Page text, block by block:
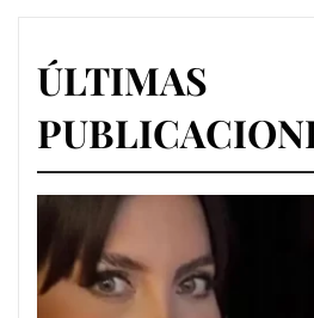
ÚLTIMAS